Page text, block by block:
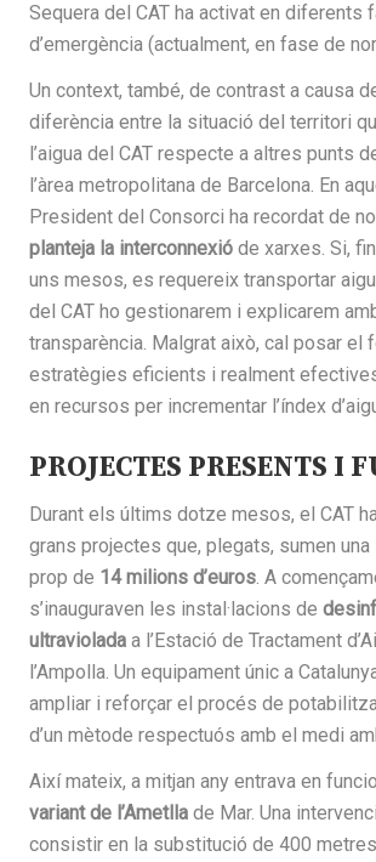
Sequera del CAT ha activat en diferents
d’emergència (actualment, en fase de
Un context, també, de contrast a causa
diferència entre la situació del territori
l’aigua del CAT respecte a altres punts
l’àrea metropolitana de Barcelona. En
President del Consorci ha recordat de
planteja la interconnexió de xarxes. Si,
uns mesos, es requereix transportar
del CAT ho gestionarem i explicarem
transparència. Malgrat això, cal posar el
estratègies eficients i realment
en recursos per incrementar l’índex
PROJECTES PRESENTS I
Durant els últims dotze mesos, el CAT
grans projectes que, plegats, sumen
prop de 14 milions d’euros. A
s’inauguraven les instal·lacions de
ultraviolada a l’Estació de Tractament
l’Ampolla. Un equipament únic a
ampliar i reforçar el procés de
d’un mètode respectuós amb el medi
Així mateix, a mitjan any entrava en
variant de l’Ametlla de Mar. Una
consistir en la substitució de 400